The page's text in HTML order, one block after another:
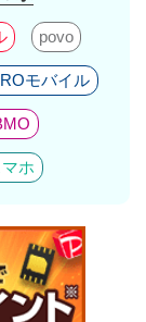
povo
モバイル
ホ